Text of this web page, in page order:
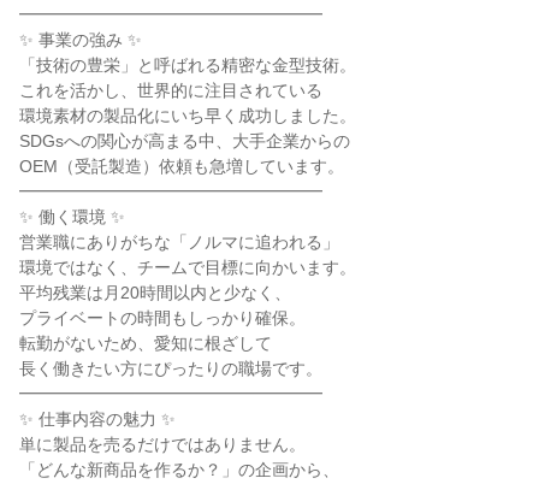
━━━━━━━━━━━━━━━━━━
✨ 事業の強み ✨
「技術の豊栄」と呼ばれる精密な金型技術。
これを活かし、世界的に注目されている
環境素材の製品化にいち早く成功しました。
SDGsへの関心が高まる中、大手企業からの
OEM（受託製造）依頼も急増しています。
━━━━━━━━━━━━━━━━━━
✨ 働く環境 ✨
営業職にありがちな「ノルマに追われる」
環境ではなく、チームで目標に向かいます。
平均残業は月20時間以内と少なく、
プライベートの時間もしっかり確保。
転勤がないため、愛知に根ざして
長く働きたい方にぴったりの職場です。
━━━━━━━━━━━━━━━━━━
✨ 仕事内容の魅力 ✨
単に製品を売るだけではありません。
「どんな新商品を作るか？」の企画から、